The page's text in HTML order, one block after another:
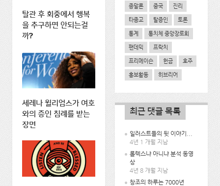
탈관 후 회중에서 행복
을 추구하면 안되는걸
까?
세레나 윌리엄스가 여호
와의 증인 침례를 받는
장면
종말론 중국 진리
타종교 탈증인 토론
통계 통치체 중앙장로회
팬데믹 프락치
프리메이슨 헌금 호주
홍보활동 히브리어
최근 댓글 목록
일러스트들의 뒷 이야기...
4년 1 개월 지남
롤렉스냐 아니냐 분석 동영
상
4년 8 개월 지남
창조의 하루는 7000년